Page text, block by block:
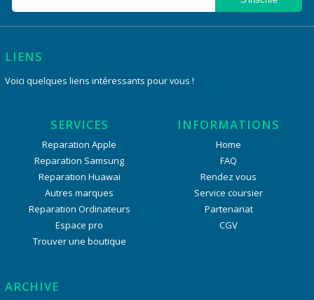
LIENS
Voici quelques liens intéressants pour vous !
SERVICES
Reparation Apple
Reparation Samsung
Reparation Huawai
Autres marques
Reparation Ordinateurs
Espace pro
Trouver une boutique
INFORMATIONS
Home
FAQ
Rendez vous
Service coursier
Partenariat
CGV
ARCHIVE